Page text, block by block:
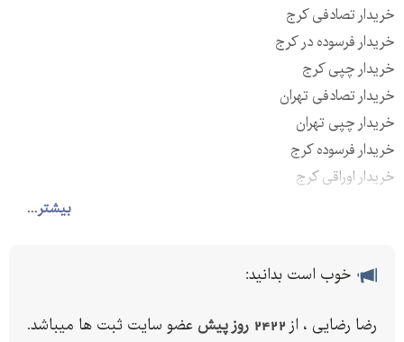
بیشتر...
خریدار تصادفی کرج
خریدار فرسوده در کرج
خریدار چپی کرج
خریدار تصادفی تهران
خریدار چپی تهران
خریدار فرسوده کرج
خریدار اوراقی کرج
خریدار تصادفی اصفهان
خریدار تصادفی اهواز
خوب است بدانید:
رضا رضایی ، از 2422 روز پیش عضو سایت ثبت ها میباشد.